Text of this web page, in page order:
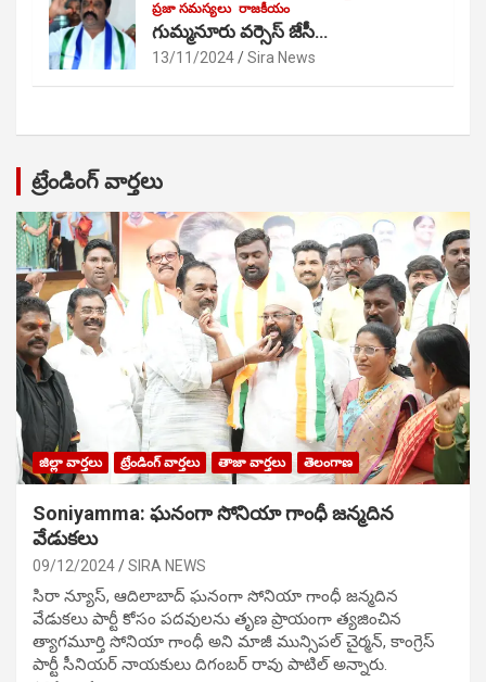
ప్రజా సమస్యలు రాజకీయం
గుమ్మనూరు వర్సెస్ జేసీ…
13/11/2024 Sira News
ట్రేండింగ్ వార్తలు
జిల్లా వార్తలు ట్రేండింగ్ వార్తలు తాజా వార్తలు తెలంగాణ
Soniyamma: ఘ‌నంగా సోనియా గాంధీ జ‌న్మ‌దిన
వేడుక‌లు
09/12/2024 SIRA NEWS
సిరా న్యూస్, ఆదిలాబాద్ ఘ‌నంగా సోనియా గాంధీ జ‌న్మ‌దిన
వేడుక‌లు పార్టీ కోసం ప‌ద‌వుల‌ను తృణ ప్రాయంగా త్య‌జించిన
త్యాగమూర్తి సోనియా గాంధీ అని మాజీ మున్సిప‌ల్ చైర్మ‌న్, కాంగ్రెస్
పార్టీ సీనియ‌ర్ నాయ‌కులు దిగంబ‌ర్ రావు పాటిల్ అన్నారు.